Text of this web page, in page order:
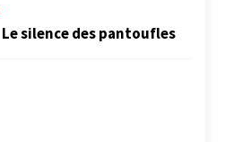
Le silence des pantoufles